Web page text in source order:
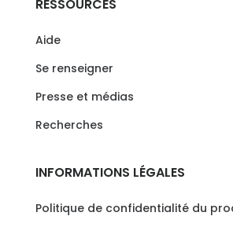
RESSOURCES
Aide
Se renseigner
Presse et médias
Recherches
INFORMATIONS LÉGALES
Politique de confidentialité du